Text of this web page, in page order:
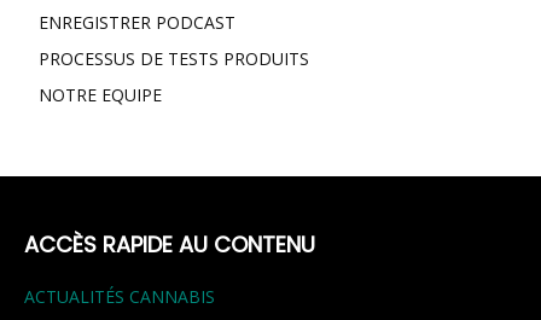
ENREGISTRER PODCAST
PROCESSUS DE TESTS PRODUITS
NOTRE EQUIPE
ACCÈS RAPIDE AU CONTENU
ACTUALITÉS CANNABIS